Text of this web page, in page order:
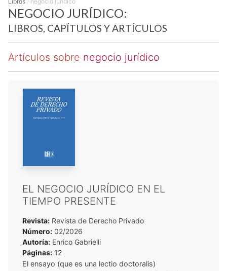
NEGOCIO JURÍDICO:
LIBROS, CAPÍTULOS Y ARTÍCULOS
Artículos sobre negocio jurídico
EL NEGOCIO JURÍDICO EN EL
TIEMPO PRESENTE
Revista: Revista de Derecho Privado
Número: 02/2026
Autoría: Enrico Gabrielli
Páginas: 12
El ensayo (que es una lectio doctoralis)